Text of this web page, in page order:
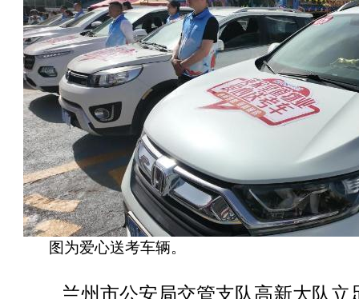
图为爱心送考车辆。
兰州市公安局交管支队高新大队立